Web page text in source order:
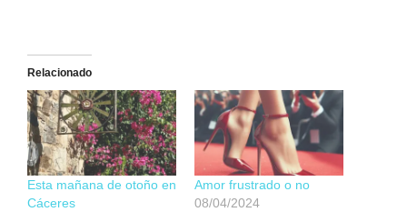
Relacionado
Esta mañana de otoño en
Cáceres
Amor frustrado o no
08/04/2024